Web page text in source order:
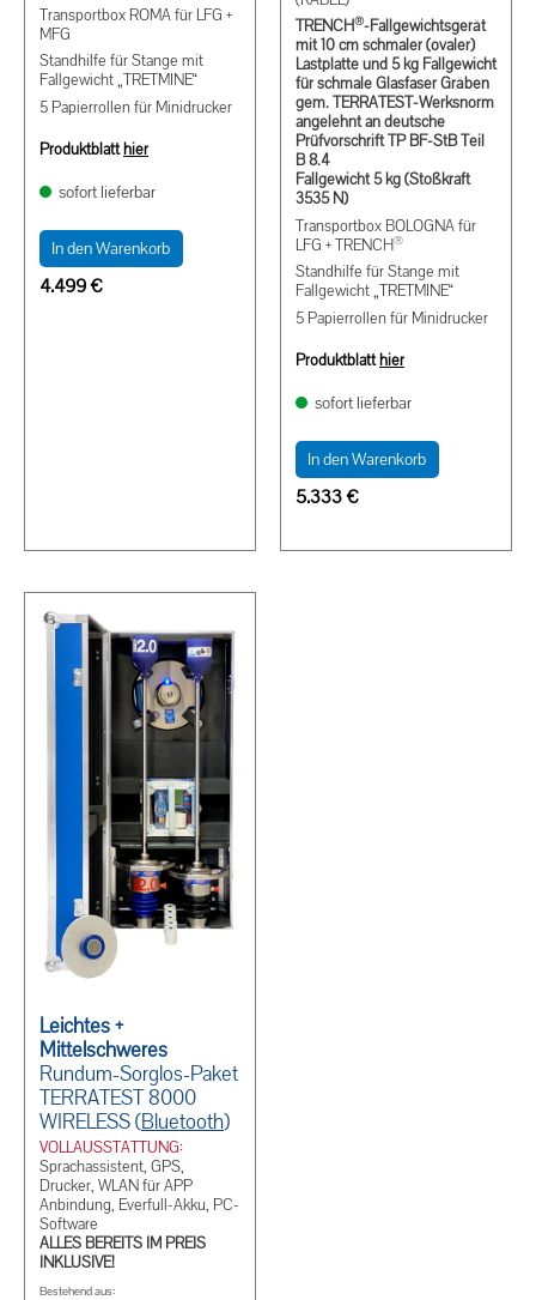
Transportbox ROMA für LFG +
MFG
Standhilfe für Stange mit
Fallgewicht „TRETMINE“
5 Papierrollen für Minidrucker
Produktblatthier
sofort lieferbar
In den Warenkorb
4.499€
TRENCH®-Fallgewichtsgerät
mit 10 cm schmaler (ovaler)
Lastplatte und 5 kg Fallgewicht
für schmale Glasfaser Gräben
gem. TERRATEST-Werksnorm
angelehnt an deutsche
Prüfvorschrift TP BF-StB Teil
B 8.4
Fallgewicht 5 kg (Stoßkraft
3535 N)
Transportbox BOLOGNA für
LFG + TRENCH®
Standhilfe für Stange mit
Fallgewicht „TRETMINE“
5 Papierrollen für Minidrucker
Produktblatthier
sofort lieferbar
In den Warenkorb
5.333€
Leichtes +
Mittelschweres
Rundum-Sorglos-Paket
TERRATEST 8000
WIRELESS (Bluetooth)
VOLLAUSSTATTUNG:
Sprachassistent, GPS,
Drucker, WLAN für APP
Anbindung, Everfull-Akku, PC-
Software
ALLES BEREITS IM PREIS
INKLUSIVE!
Bestehend aus: